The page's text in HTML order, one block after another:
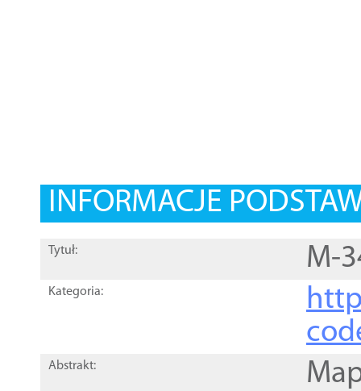
INFORMACJE
Tytuł: M-
Kategoria:
Abstrakt: